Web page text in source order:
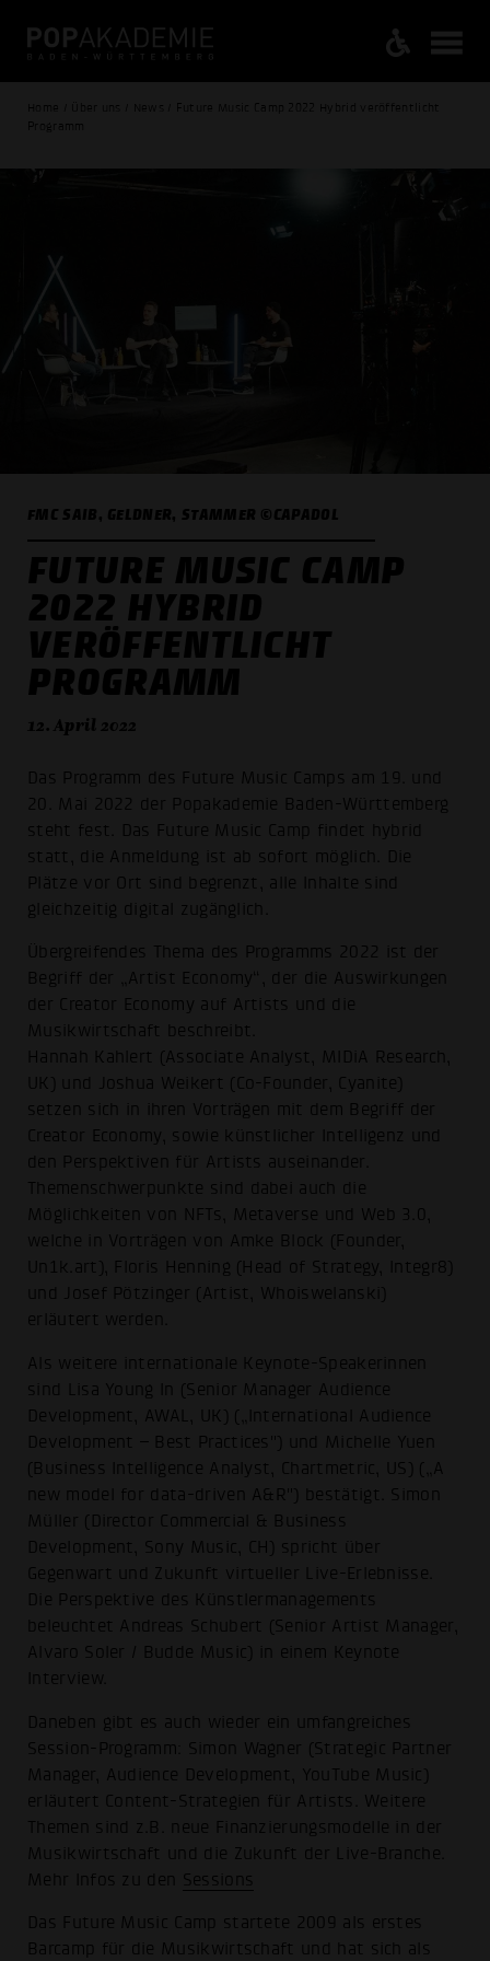
Home / Über uns / News / Future Music Camp 2022 Hybrid veröffentlicht
Programm
FMC SAIB, GELDNER, STAMMER ©CAPADOL
FUTURE MUSIC CAMP
2022 HYBRID
VERÖFFENTLICHT
PROGRAMM
12. April 2022
Das Programm des Future Music Camps am 19. und
20. Mai 2022 der Popakademie Baden-Württemberg
steht fest. Das Future Music Camp findet hybrid
statt, die Anmeldung ist ab sofort möglich. Die
Plätze vor Ort sind begrenzt, alle Inhalte sind
gleichzeitig digital zugänglich.
Übergreifendes Thema des Programms 2022 ist der
Begriff der „Artist Economy“, der die Auswirkungen
der Creator Economy auf Artists und die
Musikwirtschaft beschreibt.
Hannah Kahlert (Associate Analyst, MIDiA Research,
UK) und Joshua Weikert (Co-Founder, Cyanite)
setzen sich in ihren Vorträgen mit dem Begriff der
Creator Economy, sowie künstlicher Intelligenz und
den Perspektiven für Artists auseinander.
Themenschwerpunkte sind dabei auch die
Möglichkeiten von NFTs, Metaverse und Web 3.0,
welche in Vorträgen von Amke Block (Founder,
Un1k.art), Floris Henning (Head of Strategy, Integr8)
und Josef Pötzinger (Artist, Whoiswelanski)
erläutert werden.
Als weitere internationale Keynote-Speakerinnen
sind Lisa Young In (Senior Manager Audience
Development, AWAL, UK) („International Audience
Development – Best Practices") und Michelle Yuen
(Business Intelligence Analyst, Chartmetric, US) („A
new model for data-driven A&R") bestätigt. Simon
Müller (Director Commercial & Business
Development, Sony Music, CH) spricht über
Gegenwart und Zukunft virtueller Live-Erlebnisse.
Die Perspektive des Künstlermanagements
beleuchtet Andreas Schubert (Senior Artist Manager,
Alvaro Soler / Budde Music) in einem Keynote
Interview.
Daneben gibt es auch wieder ein umfangreiches
Session-Programm: Simon Wagner (Strategic Partner
Manager, Audience Development, YouTube Music)
erläutert Content-Strategien für Artists. Weitere
Themen sind z.B. neue Finanzierungsmodelle in der
Musikwirtschaft und die Zukunft der Live-Branche.
Mehr Infos zu den Sessions
Das Future Music Camp startete 2009 als erstes
Barcamp für die Musikwirtschaft und hat sich als